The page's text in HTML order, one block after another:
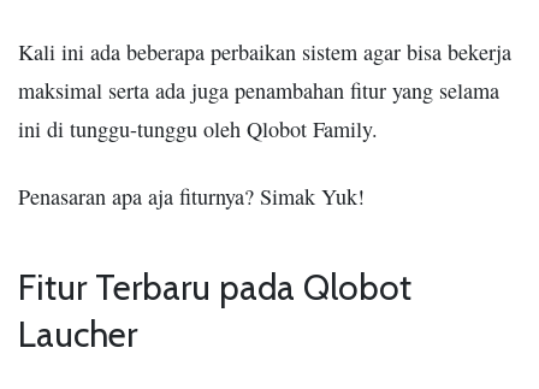
Kali ini ada beberapa perbaikan sistem agar bisa bekerja
maksimal serta ada juga penambahan fitur yang selama
ini di tunggu-tunggu oleh Qlobot Family.
Penasaran apa aja fiturnya? Simak Yuk!
Fitur Terbaru pada Qlobot
Laucher